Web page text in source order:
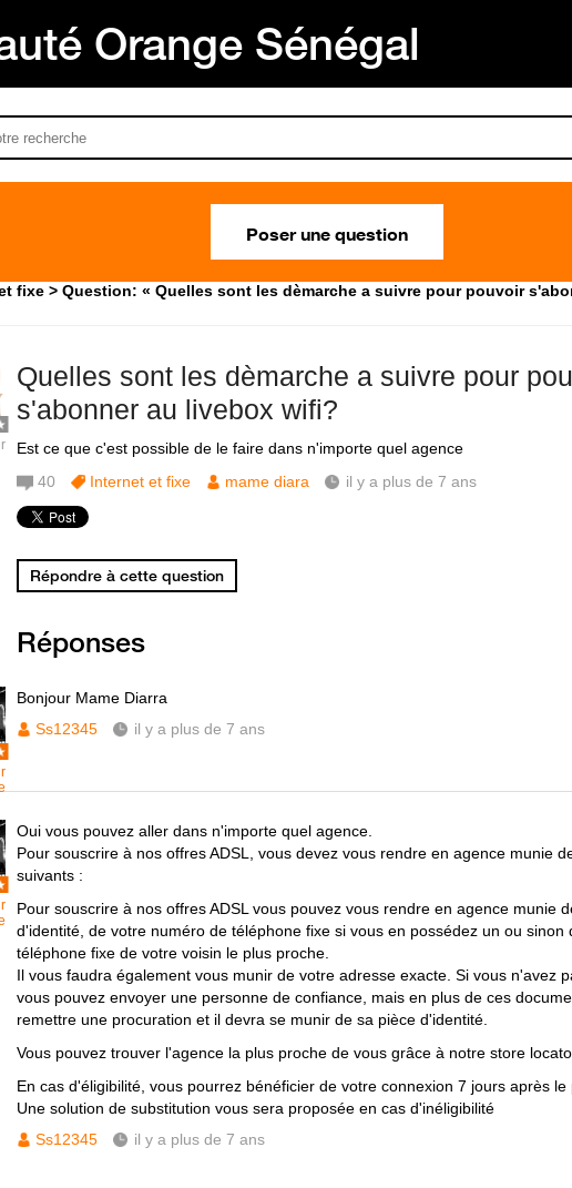
Orange Sénégal
Poser une question
fixe Question: « Quelles sont les dèmarche a suivre pour pouvoir
Quelles sont les dèmarche a suivre pour
s'abonner au livebox wifi?
Est ce que c'est possible de le faire dans n'importe quel agence
40 Internet et fixe mame diara il y a plus de 7 ans
Répondre à cette question
Réponses
Bonjour Mame Diarra
Ss12345
il y a plus de 7 ans
Oui vous pouvez aller dans n'importe quel agence.
Pour souscrire à nos offres ADSL, vous devez vous rendre en agence munie
suivants :
Pour souscrire à nos offres ADSL vous pouvez vous rendre en agence munie
d'identité, de votre numéro de téléphone fixe si vous en possédez un ou sinon
téléphone fixe de votre voisin le plus proche.
Il vous faudra également vous munir de votre adresse exacte. Si vous n'avez
vous pouvez envoyer une personne de confiance, mais en plus de ces
remettre une procuration et il devra se munir de sa pièce d'identité.
Vous pouvez trouver l'agence la plus proche de vous grâce à notre store
En cas d'éligibilité, vous pourrez bénéficier de votre connexion 7 jours après le
Une solution de substitution vous sera proposée en cas d'inéligibilité
Ss12345
il y a plus de 7 ans